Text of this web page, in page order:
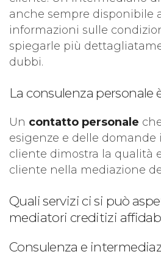
anche sempre disponibile
informazioni sulle
spiegarle più
dubbi.
La consulenza personale
Un contatto personale
esigenze e delle domande
cliente dimostra la qualità
cliente nella mediazione
Quali servizi ci si può
mediatori creditizi
Consulenza e